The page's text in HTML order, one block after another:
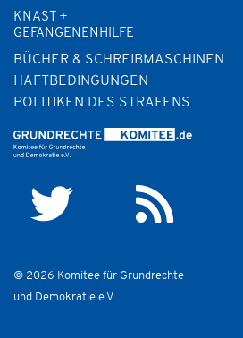
KNAST +
GEFANGENENHILFE
BÜCHER & SCHREIBMASCHINEN
HAFTBEDINGUNGEN
POLITIKEN DES STRAFENS
© 2026 Komitee für Grundrechte
und Demokratie e.V.